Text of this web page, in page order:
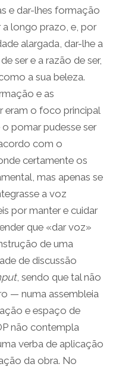
e dar-lhes formação
longo prazo, e, por
alargada, dar-lhe a
ser e a razão de ser,
a sua beleza.
e as
eram o foco principal
pomar pudesse ser
com o
certamente os
mas apenas se
a voz
por manter e cuidar
que «dar voz»
de uma
de discussão
, sendo que tal não
— numa assembleia
e espaço de
não contempla
verba de aplicação
da obra. No